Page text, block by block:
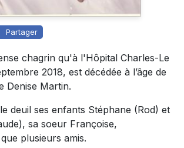
Partager
chagrin qu'à l'Hôpital Charles-Le
2018, est décédée à l’âge de
Denise Martin.
deuil ses enfants Stéphane (Rod) et
sa soeur Françoise,
plusieurs amis.